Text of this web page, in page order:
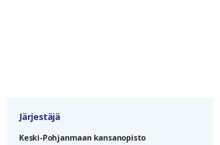
Järjestäjä
Keski-Pohjanmaan kansanopisto